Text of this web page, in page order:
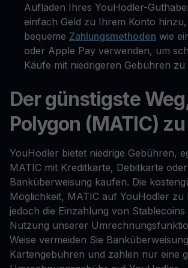
Aufladen Ihres YouHodler-
einfach Geld zu Ihrem Konto hinzu,
bequeme Zahlungsmethoden wie
oder Apple Pay verwenden, um
Käufe mit niedrigeren Gebühren zu
Der günstigste
Polygon (MATIC)
YouHodler bietet niedrige Gebühren,
MATIC mit Kreditkarte, Debitkarte oder
Banküberweisung kaufen. Die
Möglichkeit, MATIC auf YouHodler zu
jedoch die Einzahlung von Stablecoins
Nutzung unserer
Weise vermeiden Sie
Kartengebühren und zahlen nur eine